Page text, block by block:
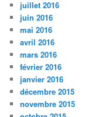
juillet 2016
juin 2016
mai 2016
avril 2016
mars 2016
février 2016
janvier 2016
décembre 2015
novembre 2015